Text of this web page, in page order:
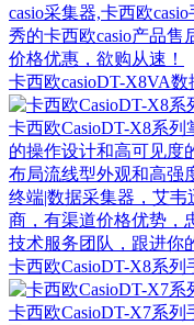
casio采集器,卡西欧
秀的卡西欧casio产品售
价格优惠，欲购从速！
卡西欧casioDT-X8VA
卡西欧CasioDT-X8系
的操作设计和高可见度
布局流线型外观和高强
终端|数据采集器，艾韦
商，有渠道价格优势，
技术服务团队，跟进你
卡西欧CasioDT-X8系
卡西欧CasioDT-X7系